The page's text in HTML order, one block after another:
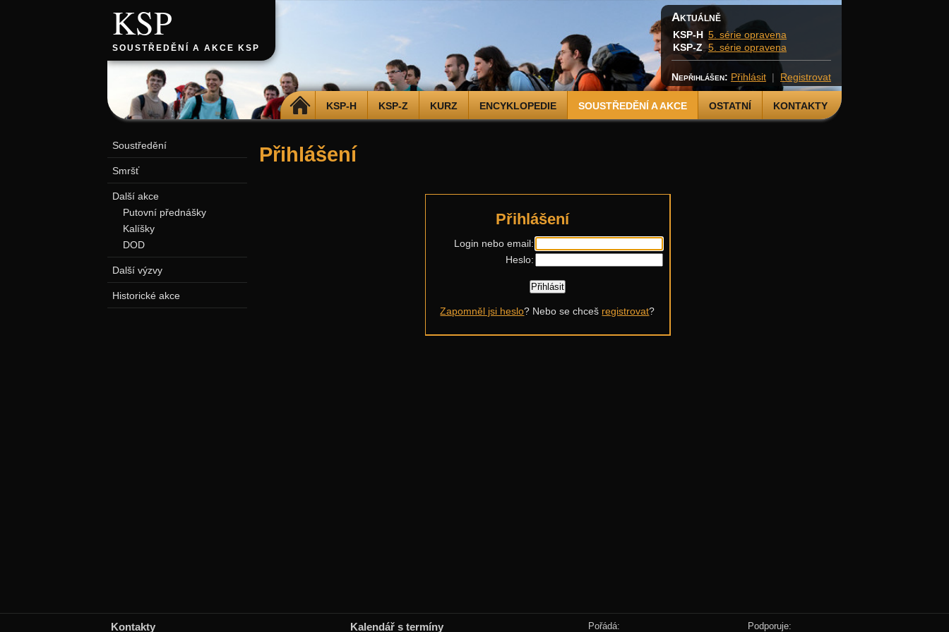
KSP
SOUSTŘEDĚNÍ A AKCE KSP
DOMŮ KSP-H KSP-Z KURZ ENCYKLOPEDIE SOUSTŘEDĚNÍ A AKCE OSTATNÍ KONTAKTY
Aktuálně
KSP-H 5. série opravena
KSP-Z 5. série opravena
Nepřihlášen: Přihlásit | Registrovat
Přihlášení
Přihlášení
Login nebo email:
Heslo:
Zapomněl jsi heslo? Nebo se chceš registrovat?
Soustředění
Smršť
Další akce
Putovní přednášky
Kalíšky
DOD
Další výzvy
Historické akce
Kontakty Kalendář s termíny Pořádá: Podporuje: